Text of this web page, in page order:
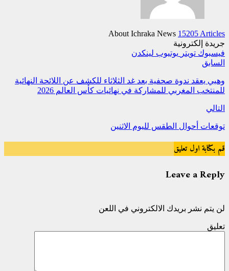
About Ichraka News 15205 Articles
جريدة إلكترونية
فيسبوك تويتر يوتيوب لينكدن
السابق
وهبي يعقد ندوة صحفية بعد غد الثلاثاء للكشف عن اللائحة النهائية
للمنتخب المغربي للمشاركة في نهائيات كأس العالم 2026
التالي
توقعات أحوال الطقس لليوم الاثنين
قم بكتابة اول تعليق
Leave a Reply
لن يتم نشر بريدك الالكتروني في اللعن
تعليق